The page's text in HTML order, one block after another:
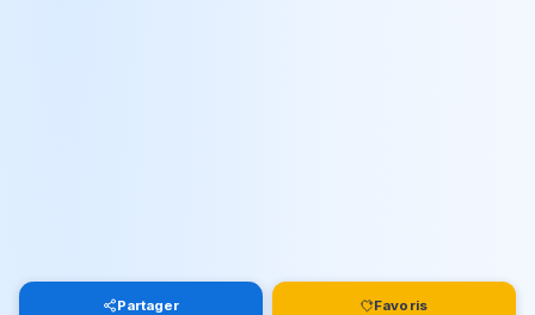
Partager Favoris